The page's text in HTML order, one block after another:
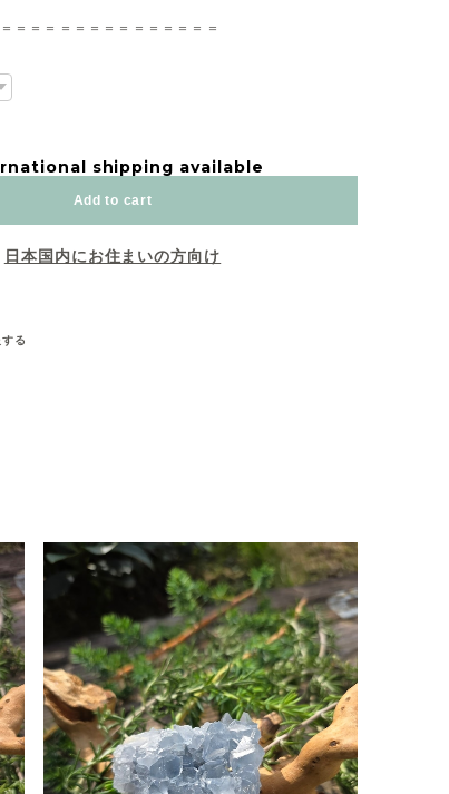
＝＝＝＝＝＝＝＝＝＝＝＝＝＝
shipping available
Add to cart
日本国内にお住まいの方向け
る